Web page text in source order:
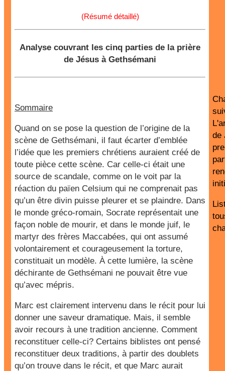
(Résumé détaillé)
Analyse couvrant les cinq parties de la prière
de Jésus à Gethsémani
Sommaire
Quand on se pose la question de l’origine de la
scène de Gethsémani, il faut écarter d’emblée
l’idée que les premiers chrétiens auraient créé de
toute pièce cette scène. Car celle-ci était une
source de scandale, comme on le voit par la
réaction du païen Celsium qui ne comprenait pas
qu’un être divin puisse pleurer et se plaindre. Dans
le monde gréco-romain, Socrate représentait une
façon noble de mourir, et dans le monde juif, le
martyr des frères Maccabées, qui ont assumé
volontairement et courageusement la torture,
constituait un modèle. À cette lumière, la scène
déchirante de Gethsémani ne pouvait être vue
qu’avec mépris.
Marc est clairement intervenu dans le récit pour lui
donner une saveur dramatique. Mais, il semble
avoir recours à une tradition ancienne. Comment
reconstituer celle-ci? Certains biblistes ont pensé
reconstituer deux traditions, à partir des doublets
qu’on trouve dans le récit, et que Marc aurait
de